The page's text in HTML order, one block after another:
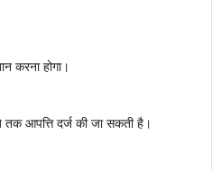
करना होगा।
आपत्ति दर्ज की जा सकती है।